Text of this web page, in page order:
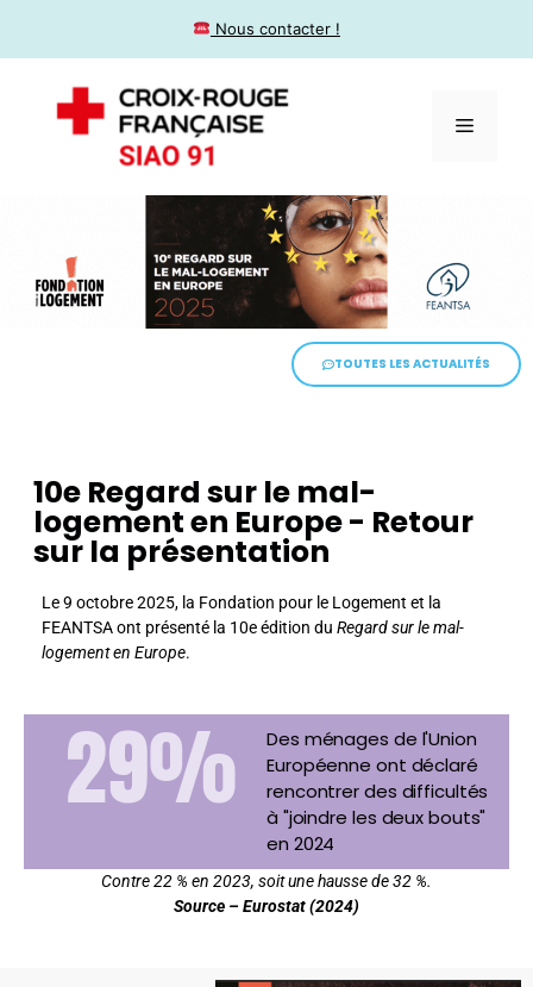
​ Nous contacter !
TOUTES LES ACTUALITÉS
10e Regard sur le mal-
logement en Europe - Retour
sur la présentation
Le 9 octobre 2025, la Fondation pour le Logement et la
FEANTSAont présenté la 10e édition du Regard sur le mal-
logement en Europe.
Des ménages de l'Union
Européenne ont déclaré
rencontrer des difficultés
à "joindre les deux bouts"
en 2024
29%
Contre 22 % en 2023, soit une hausse de 32 %.
Source – Eurostat (2024)